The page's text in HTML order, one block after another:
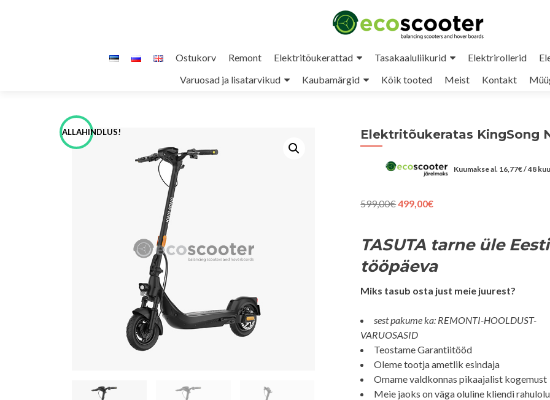
Ostukorv Remont Elektritõukerattad Tasakaaluliikurid Elektrirollerid
Varuosad ja lisatarvikud
Kaubamärgid Kõik tooted Meist Kontakt
ALLAHINDLUS! Elektritõukeratas KingSong
Kuumakse al. 16,77€/ 48
599,00€Algne
599,00€.
499,00€Praegune
499,00€.
TASUTA tarne üle
tööpäeva
Miks tasub osta just meie juurest?
sest pakume ka: REMONTI-HOOLDUST-
VARUOSASID
Teostame Garantiitööd
Oleme tootja ametlik esindaja
Omame valdkonnas pikaajalist kogemust
Meie jaoks on väga oluline kliendi rahulolu